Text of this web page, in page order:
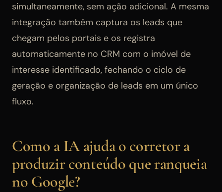
simultaneamente, sem ação adicional. A mesma
integração também captura os leads que
chegam pelos portais e os registra
automaticamente no CRM com o imóvel de
interesse identificado, fechando o ciclo de
geração e organização de leads em um único
fluxo.
Como a IA ajuda o corretor a
produzir conteúdo que ranqueia
no Google?